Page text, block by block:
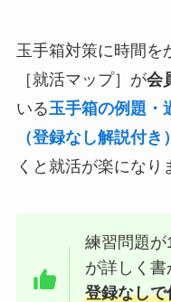
玉手箱対策に時間を
［就活マップ］が会
いる玉手箱の例題・
（登録なし解説付き）
くと就活が楽になり
練習問題が
が詳しく
登録なし